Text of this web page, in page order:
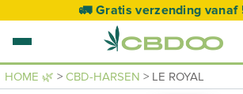
🚛 Gratis verzending vanaf
HOME 🌿 > CBD-HARSEN > LE ROYAL